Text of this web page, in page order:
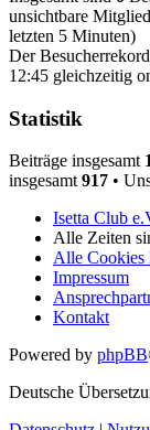
unsichtbare
letzten 5 Minuten)
Der
12:45 gleichzeitig
Statistik
Beiträge insgesamt
insgesamt 917 •
Isetta Club
Alle Zeiten
Alle Cookies
Impressum
Kontakt
Powered by phpBB
Deutsche